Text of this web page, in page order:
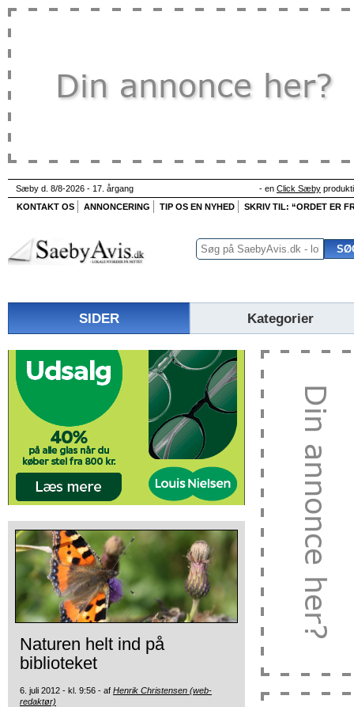
Sæby d. 8/8-2026 - 17. årgang - en Click Sæby
KONTAKT OS
ANNONCERING TIP OS EN NYHED SKRIV TIL: “ORDET ER
SIDER Kategorier
Naturen helt ind på
biblioteket
6. juli 2012 - kl. 9:56 - af Henrik Christensen (web-
redaktør)